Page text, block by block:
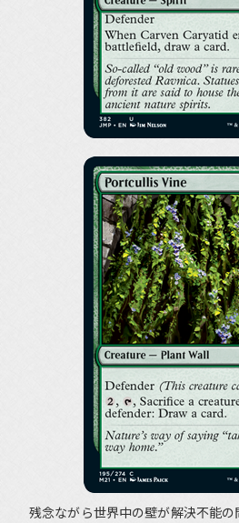
残念ながら世界中の壁が解決不能の